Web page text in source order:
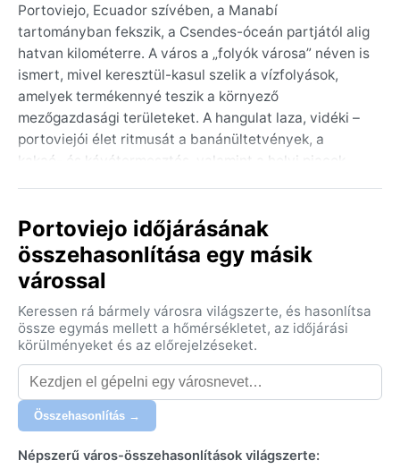
Portoviejo, Ecuador szívében, a Manabí
tartományban fekszik, a Csendes-óceán partjától alig
hatvan kilométerre. A város a „folyók városa” néven is
ismert, mivel keresztül-kasul szelik a vízfolyások,
amelyek termékennyé teszik a környező
mezőgazdasági területeket. A hangulat laza, vidéki –
portoviejói élet ritmusát a banánültetvények, a
kakaó- és kávétermesztés, valamint a helyi piacok
forró délutánokon a fák árnyékában keresnek
menedéket a helyiek. Ecuador sokszínű ország, a
galápagosi szigetektől az Andok csúcsaiig, de
Portoviejo ennek a változatosságnak a trópusi, alföldi
arcát mutatja.
Éghajlata a Köppen-rendszer szerint BSh, azaz forró
félsivatagi. Ez azt jelenti, hogy egész évben magas a
hőmérséklet – a nappali csúcsok rendszerint 30–32
°C körül járnak, és az éjszakák is melegek, 22–24 °C-
kal. Az esős évszak decembertől májusig tart:
ilyenkor rövid, heves záporok jellemzőek, a levegő
Portoviejo időjárásának
összehasonlítása egy másik
várossal
Keressen rá bármely városra világszerte, és hasonlítsa
össze egymás mellett a hőmérsékletet, az időjárási
körülményeket és az előrejelzéseket.
Összehasonlítás →
Népszerű város-összehasonlítások világszerte: